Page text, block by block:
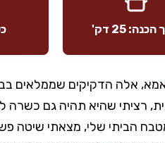
25 דק'
אלה הדקיקים שממלאים
רציתי שהיא תהיה גם כשרה
הביתי שלי, מצאתי שיטה